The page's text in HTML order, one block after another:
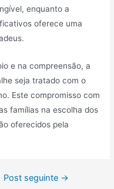
enquanto a
oferece uma
e na compreensão, a
seja tratado com o
Este compromisso com
famílias na escolha dos
oferecidos pela
Post seguinte →